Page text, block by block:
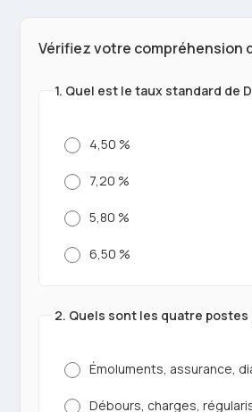
Vérifiez votre compréhension
1. Quel est le taux standard de
4,50 %
7,20 %
5,80 %
6,50 %
2. Quels sont les quatre
Émoluments, assurance,
Débours, charges,